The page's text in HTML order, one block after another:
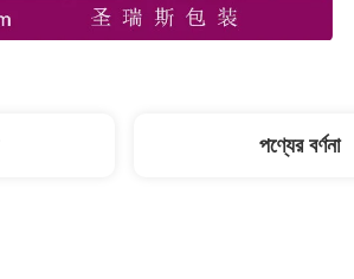
পণ্যের বর্ণনা